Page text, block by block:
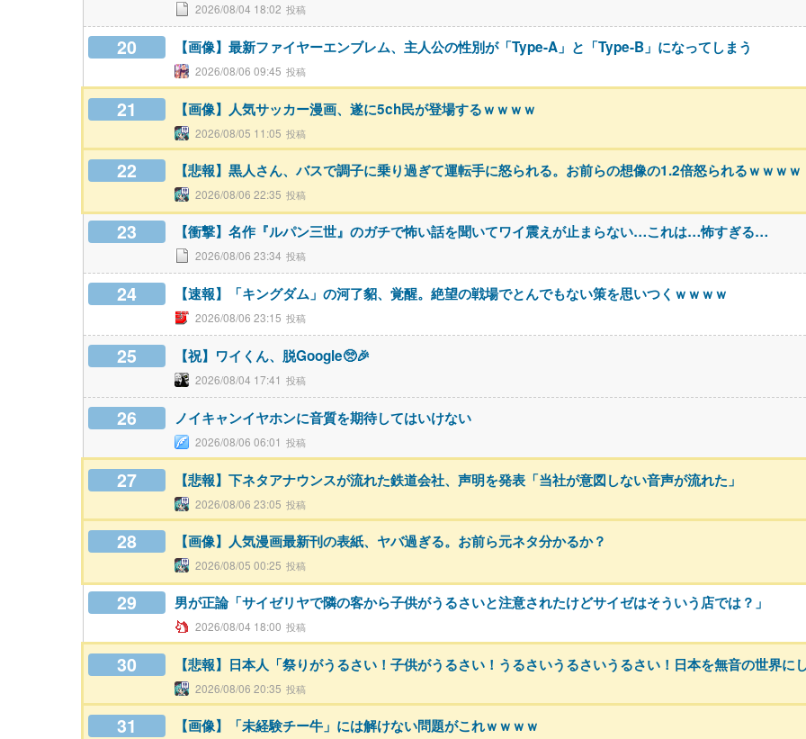
2026/08/04 18:02
20 【画像】最新ファイヤーエンブレム、主人公の性別が「Type-A」と「Type-B」になってしまう
2026/08/06 09:45
21 【画像】人気サッカー漫画、遂に5ch民が登場するｗｗｗｗ
2026/08/05 11:05
22 【悲報】黒人さん、バスで調子に乗り過ぎて運転手に怒られる。お前らの想像の1.2倍怒られるｗｗｗｗ
2026/08/06 22:35
23 【衝撃】名作『ルパン三世』のガチで怖い話を聞いてワイ震えが止まらない…これは…怖すぎる…
2026/08/06 23:34
24 【速報】「キングダム」の河了貂、覚醒。絶望の戦場でとんでもない策を思いつくｗｗｗｗ
2026/08/06 23:15
25 【祝】ワイくん、脱Google🥺🎉
2026/08/04 17:41
26 ノイキャンイヤホンに音質を期待してはいけない
2026/08/06 06:01
27 【悲報】下ネタアナウンスが流れた鉄道会社、声明を発表「当社が意図しない音声が流れた」
2026/08/06 23:05
28 【画像】人気漫画最新刊の表紙、ヤバ過ぎる。お前ら元ネタ分かるか？
2026/08/05 00:25
29 男が正論「サイゼリヤで隣の客から子供がうるさいと注意されたけどサイゼはそういう店では？」
2026/08/04 18:00
30 【悲報】日本人「祭りがうるさい！子供がうるさい！うるさいうるさいうるさい！日本を無音の世界に
2026/08/06 20:35
31 【画像】「未経験チー牛」には解けない問題がこれｗｗｗｗ